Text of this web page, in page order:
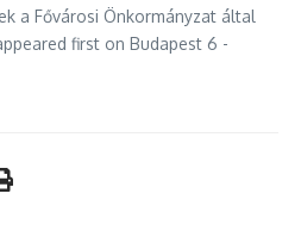
a Fővárosi Önkormányzat által
first on Budapest 6 -